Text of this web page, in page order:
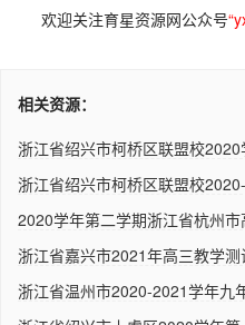
欢迎关注育星资源网公众号
相关资源：
浙江省绍兴市柯桥区联盟校
浙江省绍兴市柯桥区联盟校
2020学年第二学期浙江省杭州
浙江省嘉兴市2021年高三教学
浙江省温州市2020-2021学年九